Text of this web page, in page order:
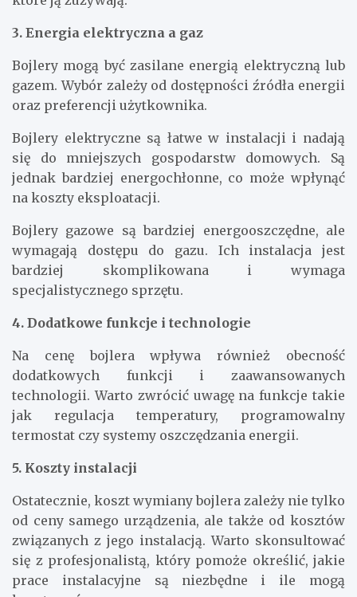
3. Energia elektryczna a gaz
Bojlery mogą być zasilane energią elektryczną lub
gazem. Wybór zależy od dostępności źródła energii
oraz preferencji użytkownika.
Bojlery elektryczne są łatwe w instalacji i nadają
się do mniejszych gospodarstw domowych. Są
jednak bardziej energochłonne, co może wpłynąć
na koszty eksploatacji.
Bojlery gazowe są bardziej energooszczędne, ale
wymagają dostępu do gazu. Ich instalacja jest
bardziej skomplikowana i wymaga
specjalistycznego sprzętu.
4. Dodatkowe funkcje i technologie
Na cenę bojlera wpływa również obecność
dodatkowych funkcji i zaawansowanych
technologii. Warto zwrócić uwagę na funkcje takie
jak regulacja temperatury, programowalny
termostat czy systemy oszczędzania energii.
5. Koszty instalacji
Ostatecznie, koszt wymiany bojlera zależy nie tylko
od ceny samego urządzenia, ale także od kosztów
związanych z jego instalacją. Warto skonsultować
się z profesjonalistą, który pomoże określić, jakie
prace instalacyjne są niezbędne i ile mogą